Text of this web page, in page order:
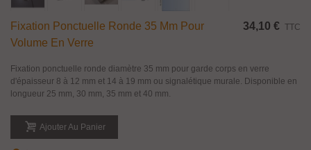
Fixation Ponctuelle Ronde 35 Mm Pour
Volume En Verre
34,10 € TTC
Fixation ponctuelle ronde diamètre 35 mm pour garde corps en verre
d'épaisseur 8 à 12 mm et 14 à 19 mm ou signalétique murale. Disponible en
longueur 25 mm, 30 mm, 35 mm et 40 mm.
Ajouter Au Panier